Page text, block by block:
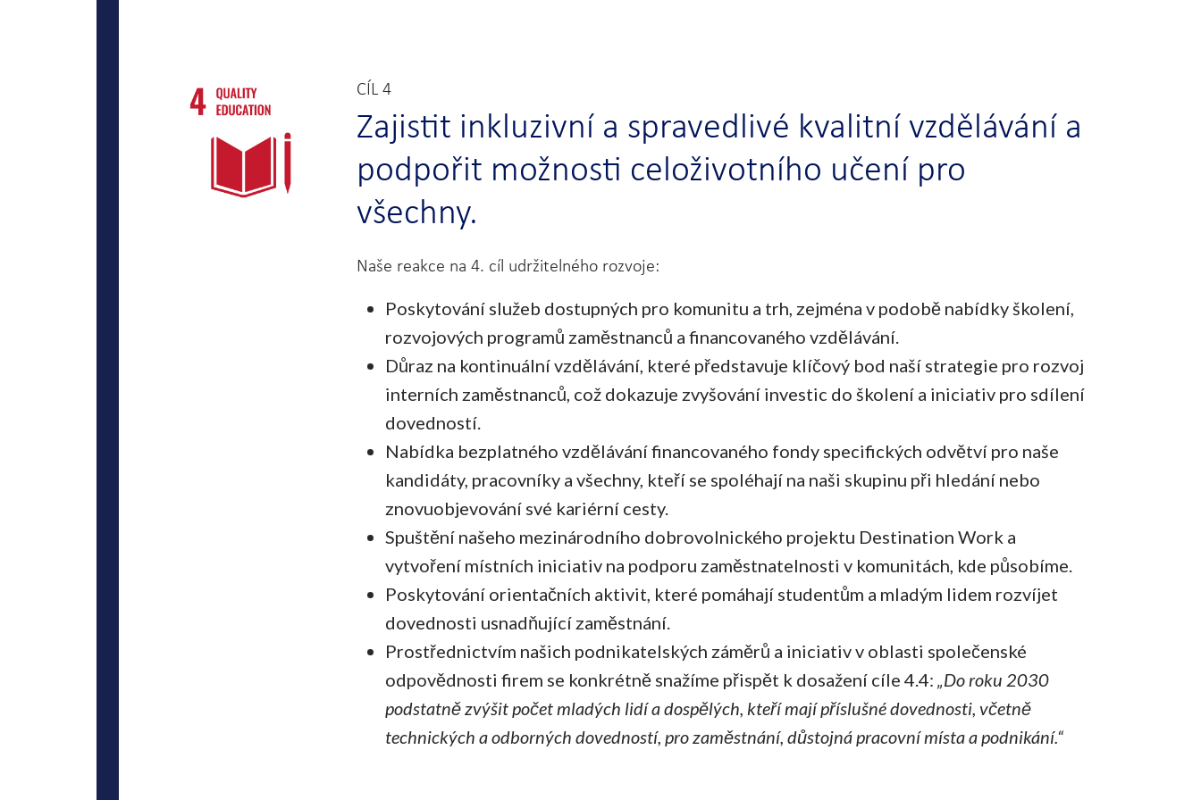
CÍL 4
Zajistit inkluzivní a spravedlivé kvalitní vzdělávání a
podpořit možnosti celoživotního učení pro
všechny.
Naše reakce na 4. cíl udržitelného rozvoje:
Poskytování služeb dostupných pro komunitu a trh, zejména v podobě nabídky školení,
rozvojových programů zaměstnanců a financovaného vzdělávání.
Důraz na kontinuální vzdělávání, které představuje klíčový bod naší strategie pro rozvoj
interních zaměstnanců, což dokazuje zvyšování investic do školení a iniciativ pro sdílení
dovedností.
Nabídka bezplatného vzdělávání financovaného fondy specifických odvětví pro naše
kandidáty, pracovníky a všechny, kteří se spoléhají na naši skupinu při hledání nebo
znovuobjevování své kariérní cesty.
Spuštění našeho mezinárodního dobrovolnického projektu Destination Work a
vytvoření místních iniciativ na podporu zaměstnatelnosti v komunitách, kde působíme.
Poskytování orientačních aktivit, které pomáhají studentům a mladým lidem rozvíjet
dovednosti usnadňující zaměstnání.
Prostřednictvím našich podnikatelských záměrů a iniciativ v oblasti společenské
odpovědnosti firem se konkrétně snažíme přispět k dosažení cíle 4.4:„Do roku 2030
podstatně zvýšit počet mladých lidí a dospělých, kteří mají příslušné dovednosti, včetně
technických a odborných dovedností, pro zaměstnání, důstojná pracovní místa a podnikání.“